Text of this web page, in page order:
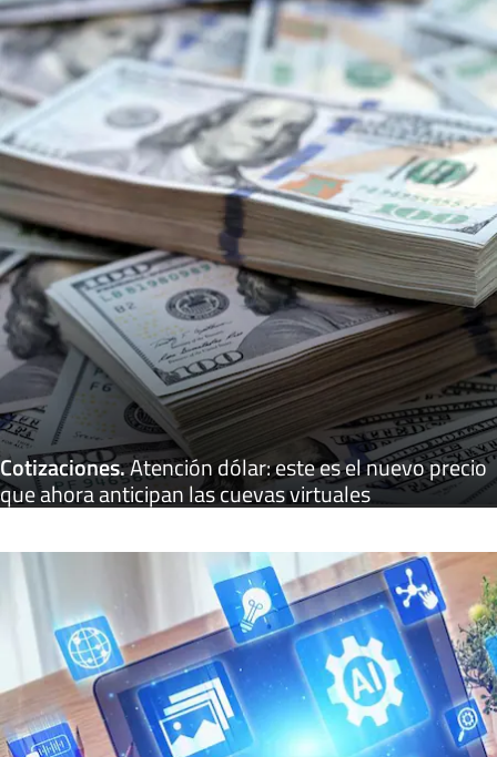
Cotizaciones.Atención dólar: este es el nuevo precio
que ahora anticipan las cuevas virtuales